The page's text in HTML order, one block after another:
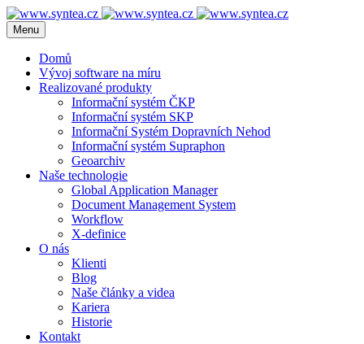
Menu
Domů
Vývoj software na míru
Realizované produkty
Informační systém ČKP
Informační systém SKP
Informační Systém Dopravních Nehod
Informační systém Supraphon
Geoarchiv
Naše technologie
Global Application Manager
Document Management System
Workflow
X-definice
O nás
Klienti
Blog
Naše články a videa
Kariera
Historie
Kontakt